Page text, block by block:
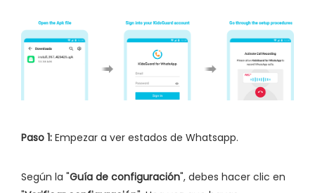
Paso 1: Empezar a ver estados de Whatsapp.
Según la "Guía de configuración", debes hacer clic en